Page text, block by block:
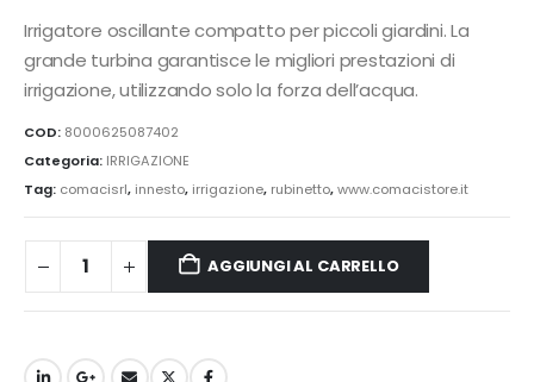
Irrigatore oscillante compatto per piccoli giardini. La
grande turbina garantisce le migliori prestazioni di
irrigazione, utilizzando solo la forza dell’acqua.
COD: 8000625087402
Categoria: IRRIGAZIONE
Tag: comacisrl, innesto, irrigazione, rubinetto,www.comacistore.it
AGGIUNGI AL CARRELLO